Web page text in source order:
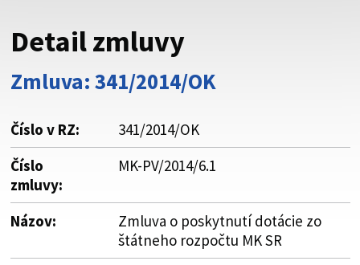
Buďte pozorní a vždy sa uistite, že zdieľate informácie iba
cez zabezpečenú webovú stránku. Zabezpečená stránka
vždy začína https:// pred názvom domény webového sídla.
Detail zmluvy
Zmluva: 341/2014/OK
Číslo v RZ:
341/2014/OK
Číslo
zmluvy:
MK-PV/2014/6.1
Názov:
Zmluva o poskytnutí dotácie zo
štátneho rozpočtu MK SR